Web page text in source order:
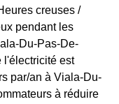
creuses /
pendant les
Du-Pas-De-
l'électricité est
par/an à Viala-Du-
à réduire